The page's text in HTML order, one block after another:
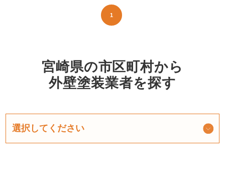
1
宮崎県の市区町村から
外壁塗装業者を探す